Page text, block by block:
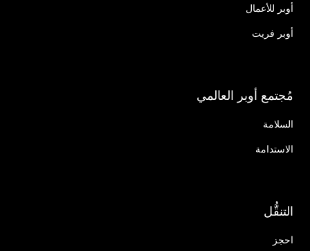
أوبر للأعمال
أوبر فريت
مُجتمع أوبر العالمي
السلامة
الاستدامة
التنقُّل
احجز